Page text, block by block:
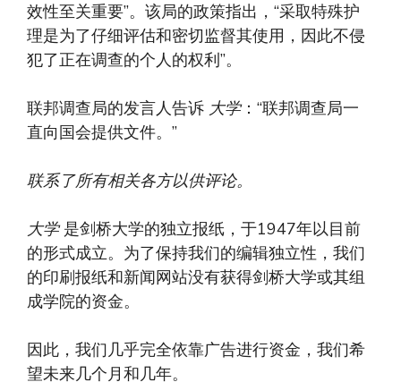
效性至关重要”。该局的政策指出，“采取特殊护
理是为了仔细评估和密切监督其使用，因此不侵
犯了正在调查的个人的权利”。
联邦调查局的发言人告诉 大学：“联邦调查局一
直向国会提供文件。”
联系了所有相关各方以供评论。
大学是剑桥大学的独立报纸，于1947年以目前
的形式成立。为了保持我们的编辑独立性，我们
的印刷报纸和新闻网站没有获得剑桥大学或其组
成学院的资金。
因此，我们几乎完全依靠广告进行资金，我们希
望未来几个月和几年。